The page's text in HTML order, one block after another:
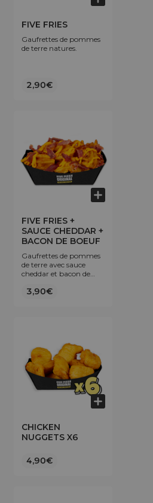
FIVE FRIES
Gaufrettes de pommes
de terre natures.
2,90€
FIVE FRIES +
SAUCE CHEDDAR +
BACON DE BOEUF
Gaufrettes de pommes
de terre avec sauce
cheddar et bacon de
3,90€
CHICKEN
NUGGETS X6
4,90€